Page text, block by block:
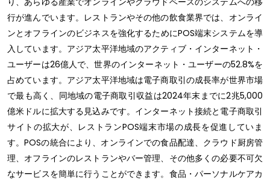
行が進んでいます。レストランやその他の飲食業界では、オンライ
ンとオフラインのビジネスを強化するためにPOS端末システムを導
入しています。アジア太平洋地域のアクティブ・インターネット・
ユーザーは26億人で、世界のインターネット・ユーザーの52.8%を
占めています。アジア太平洋地域は電子商取引の成長率が世界市場
で最も高く、同地域の電子商取引収益は2024年末までに2兆5,000
億米ドルに拡大する見込みです。インターネット接続と電子商取引
サイトの拡大が、レストランPOS端末市場の成長を促進していま
す。POSの統合により、オンラインでの食品配達、クラウド厨房管
理、オフラインのレストランやバー管理、その他多くの必要不可欠
なサービスを簡単に行うことができます。食品・パーソナルケアカ